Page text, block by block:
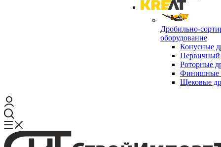
Дробильно-
оборудование
Конусные
Первичный
Роторные
Финишные
Щековые